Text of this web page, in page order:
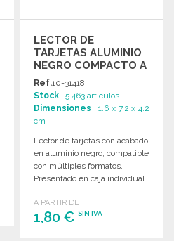
LECTOR DE
TARJETAS ALUMINIO
NEGRO COMPACTO A
PRECIOS DE
MAYORISTA
Ref.10-31418
Stock : 5 463 artículos
Dimensiones : 1.6 x 7.2 x 4.2
cm
Lector de tarjetas con acabado
en aluminio negro, compatible
con múltiples formatos.
Presentado en caja individual
A PARTIR DE
1,80 €SIN IVA